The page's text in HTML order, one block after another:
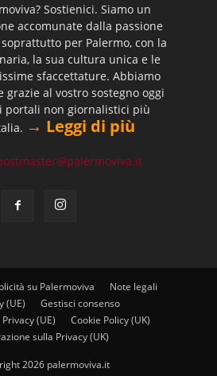
Sostienici. Siamo un
accomunate dalla passione
per Palermo, con la
la sua cultura unica e le
sfaccettature. Abbiamo
grazie al vostro sostegno oggi
portali non giornalistici più
→ Leggi di più
su Palermoviva
Note legali
(UE)
Gestisci consenso
(UE)
Cookie Policy (UK)
sulla Privacy (UK)
2026 palermoviva.it